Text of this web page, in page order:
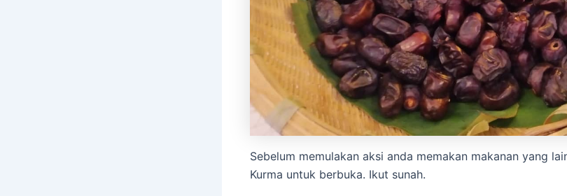
Sebelum memulakan aksi anda memakan makanan yang
Kurma untuk berbuka. Ikut sunah.